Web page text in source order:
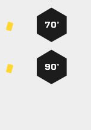
70’
90’